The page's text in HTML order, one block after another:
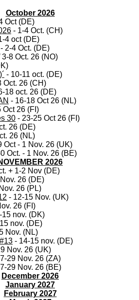
October 2026
Oct (DE)
- 1-4 Oct. (CH)
4 oct (DE)
- 2-4 Oct. (DE)
3-8 Oct. 26 (NO)
- 10-11 oct. (DE)
Oct. 26 (CH)
18 oct. 26 (DE)
- 16-18 Oct 26 (NL)
26 (FI)
30 - 23-25 Oct 26 (FI)
26 (DE)
26 (NL)
Oct - 1 Nov. 26 (UK)
Oct. - 1 Nov. 26 (BE)
2026
+ 1-2 Nov (DE)
26 (DE)
26 (PL)
- 12-15 Nov. (UK)
26 (FI)
15 nov. (DK)
nov. (DE)
Nov. (NL)
- 14-15 nov. (DE)
Nov. 26 (UK)
29 Nov. 26 (ZA)
29 Nov. 26 (BE)
December 2026
January 2027
February 2027